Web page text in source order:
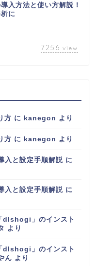
入方法と使い方解説！
に
7256 view
方 に kanegon より
方 に kanegon より
と設定手順解説 に
と設定手順解説 に
dlshogi」のインスト
より
dlshogi」のインスト
ん より